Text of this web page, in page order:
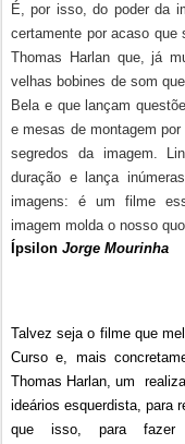
É, por isso, do poder da
certamente por acaso que
Thomas Harlan que, já
velhas bobines de som
Bela e que lançam
e mesas de montagem
segredos da imagem.
duração e lança
imagens: é um filme
imagem molda o nosso
Ípsilon Jorge Mourinha
Talvez seja o filme que
Curso e, mais
Thomas Harlan, um
ideários esquerdista, para
que isso, para fazer